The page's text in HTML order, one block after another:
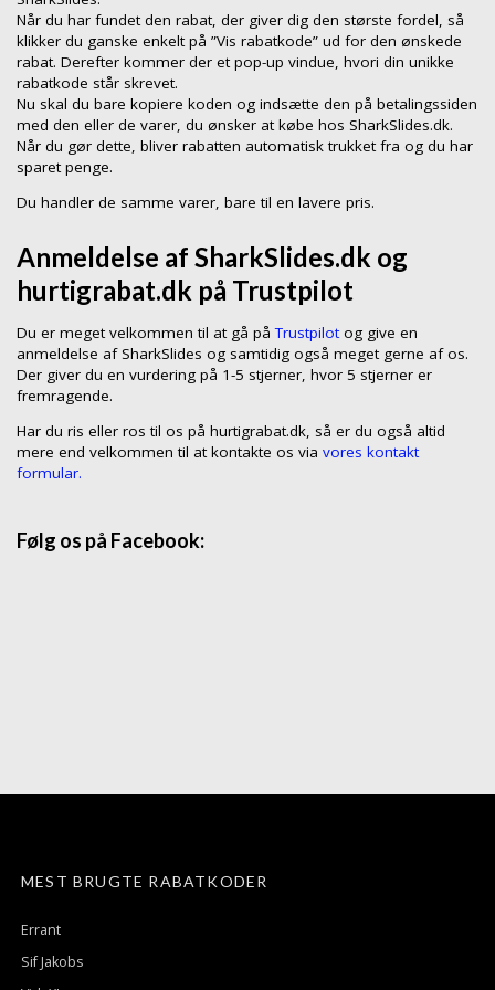
Når du har fundet den rabat, der giver dig den største fordel, så
klikker du ganske enkelt på ”Vis rabatkode” ud for den ønskede
rabat. Derefter kommer der et pop-up vindue, hvori din unikke
rabatkode står skrevet.
Nu skal du bare kopiere koden og indsætte den på betalingssiden
med den eller de varer, du ønsker at købe hos SharkSlides.dk.
Når du gør dette, bliver rabatten automatisk trukket fra og du har
sparet penge.
Du handler de samme varer, bare til en lavere pris.
Anmeldelse af SharkSlides.dk og
hurtigrabat.dk på Trustpilot
Du er meget velkommen til at gå påTrustpilotog give en
anmeldelse af SharkSlides og samtidig også meget gerne af os.
Der giver du en vurdering på 1-5 stjerner, hvor 5 stjerner er
fremragende.
Har du ris eller ros til os på hurtigrabat.dk, så er du også altid
mere end velkommen til at kontakte os via vores kontakt
formular.
Følg os på Facebook:
MEST BRUGTE RABATKODER
Errant
Sif Jakobs